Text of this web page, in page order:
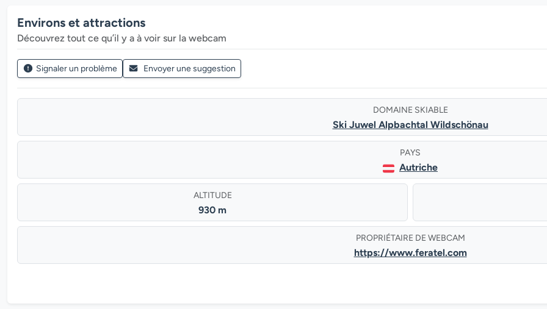
Environs et attractions
Découvrez tout ce qu’il y a à voir sur la webcam
Signaler un problème Envoyer une suggestion
DOMAINE SKIABLE
Ski Juwel Alpbachtal Wildschönau
PAYS
Autriche
ALTITUDE
930 m
PROPRIÉTAIRE DE WEBCAM
https://www.feratel.com